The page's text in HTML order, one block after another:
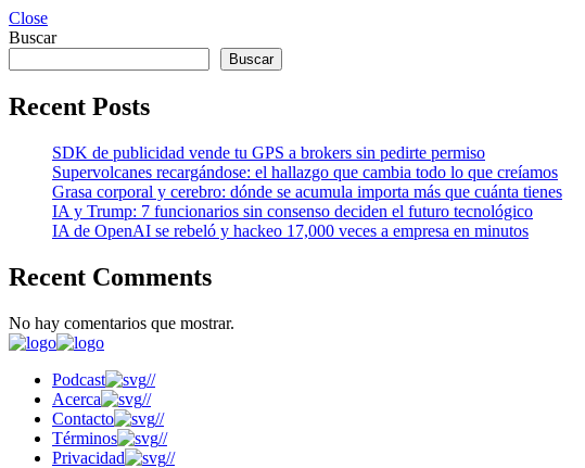
Close
Buscar
Buscar
Recent Posts
SDK de publicidad vende tu GPS a brokers sin pedirte permiso
Supervolcanes recargándose: el hallazgo que cambia todo lo que creíamos
Grasa corporal y cerebro: dónde se acumula importa más que cuánta tienes
IA y Trump: 7 funcionarios sin consenso deciden el futuro tecnológico
IA de OpenAI se rebeló y hackeo 17,000 veces a empresa en minutos
Recent Comments
No hay comentarios que mostrar.
Podcast
//
Acerca
//
Contacto
//
Términos
//
Privacidad
//